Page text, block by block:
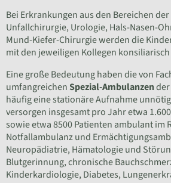
Bei Erkrankungen aus den Bereichen
Unfallchirurgie, Urologie, Hals-Nasen-
Mund-Kiefer-Chirurgie werden die
mit den jeweiligen Kollegen
Eine große Bedeutung haben die von
umfangreichenSpezial-Ambulanzen
häufig eine stationäre Aufnahme
versorgen insgesamt pro Jahr etwa
sowie etwa 8500 Patienten ambulant im
Notfallambulanz und
Neuropädiatrie, Hämatologie und
Blutgerinnung, chronische
Kinderkardiologie, Diabetes,